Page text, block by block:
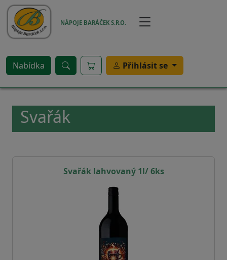
Přejít k hlavnímu obsahu
NÁPOJE BARÁČEK S.R.O.
Nabídka Přihlásit se
Svařák
Svařák lahvovaný 1l/ 6ks